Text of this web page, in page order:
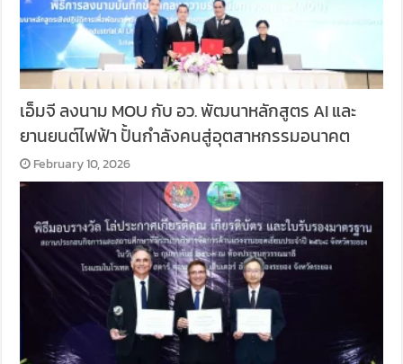
เอ็มจี ลงนาม MOU กับ อว. พัฒนาหลักสูตร AI และ
ยานยนต์ไฟฟ้า ปั้นกำลังคนสู่อุตสาหกรรมอนาคต
February 10, 2026